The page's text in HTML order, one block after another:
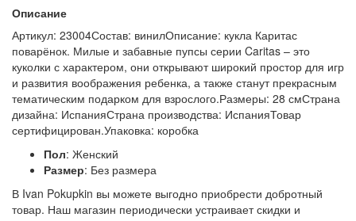
Описание
Артикул: 23004Состав: винилОписание: кукла Каритас
поварёнок. Милые и забавные пупсы серии Caritas – это
куколки с характером, они открывают широкий простор для игр
и развития воображения ребенка, а также станут прекрасным
тематическим подарком для взрослого.Размеры: 28 смСтрана
дизайна: ИспанияСтрана производства: ИспанияТовар
сертифицирован.Упаковка: коробка
Пол: Женский
Размер: Без размера
В Ivan Pokupkin вы можете выгодно приобрести добротный
товар. Наш магазин периодически устраивает скидки и